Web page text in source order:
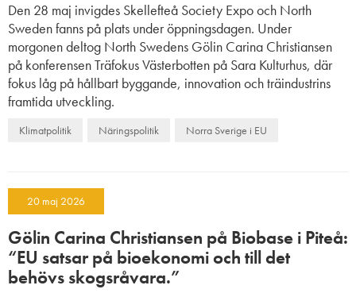
Den 28 maj invigdes Skellefteå Society Expo och North
Sweden fanns på plats under öppningsdagen. Under
morgonen deltog North Swedens Gölin Carina Christiansen
på konferensen Träfokus Västerbotten på Sara Kulturhus, där
fokus låg på hållbart byggande, innovation och träindustrins
framtida utveckling.
Klimatpolitik Näringspolitik Norra Sverige i EU
20 maj 2026
Gölin Carina Christiansen på Biobase i Piteå:
“EU satsar på bioekonomi och till det
behövs skogsråvara.”